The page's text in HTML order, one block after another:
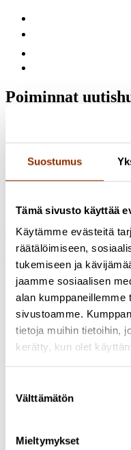
Suostumus
Tämä sivusto käyttää
Käytämme evästeitä
räätälöimiseen,
tukemiseen ja
jaamme sosiaalisen
alan kumppaneillemme
sivustoamme.
tietoja muihin tietoihin,
kerätty, kun olet
valinta
Välttämätön
Mieltymykset
Poiminnat
5.12.2024 / Uutiset
9.4.2024 / Uutiset
Osoite: Käenkuja 3a A,
Sähköposti:
info@cupore.fi
Puhelin:+358 10 200 9200
Y-tunnus: 1771249-3
Seuraa meitä